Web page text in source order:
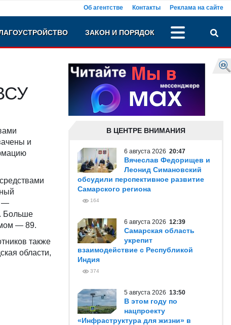
Об агентстве Контакты Реклама на сайте
ЗАКОН И ПОРЯДОК
и
—
Больше
— 89.
также
области,
В ЦЕНТРЕ ВНИМАНИЯ
6 августа 2026 20:47
Вячеслав Федорищев и
Леонид Симановский
обсудили перспективное развитие
Самарского региона
164
6 августа 2026 12:39
Самарская область
укрепит
взаимодействие с Республикой
Индия
374
5 августа 2026 13:50
В этом году по
нацпроекту
«Инфраструктура для жизни» в